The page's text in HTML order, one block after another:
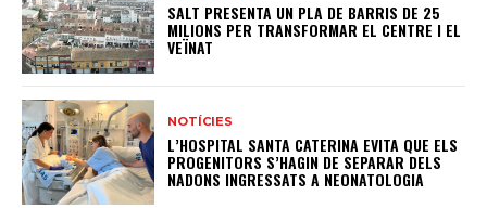
SALT PRESENTA UN PLA DE BARRIS DE 25
MILIONS PER TRANSFORMAR EL CENTRE I EL
VEÏNAT
NOTÍCIES
L’HOSPITAL SANTA CATERINA EVITA QUE ELS
PROGENITORS S’HAGIN DE SEPARAR DELS
NADONS INGRESSATS A NEONATOLOGIA